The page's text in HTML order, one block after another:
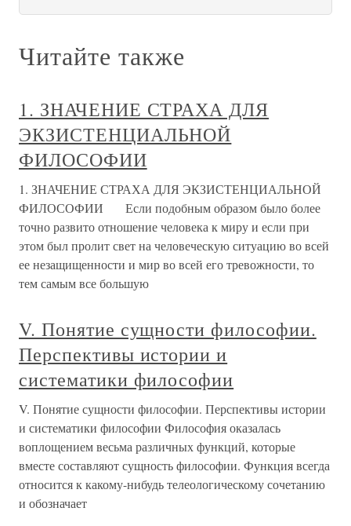
Читайте также
1. ЗНАЧЕНИЕ СТРАХА ДЛЯ
ЭКЗИСТЕНЦИАЛЬНОЙ
ФИЛОСОФИИ
1. ЗНАЧЕНИЕ СТРАХА ДЛЯ ЭКЗИСТЕНЦИАЛЬНОЙ
ФИЛОСОФИИ Если подобным образом было более
точно развито отношение человека к миру и если при
этом был пролит свет на человеческую ситуацию во всей
ее незащищенности и мир во всей его тревожности, то
тем самым все большую
V. Понятие сущности философии.
Перспективы истории и
систематики философии
V. Понятие сущности философии. Перспективы истории
и систематики философии Философия оказалась
воплощением весьма различных функций, которые
вместе составляют сущность философии. Функция всегда
относится к какому-нибудь телеологическому сочетанию
и обозначает